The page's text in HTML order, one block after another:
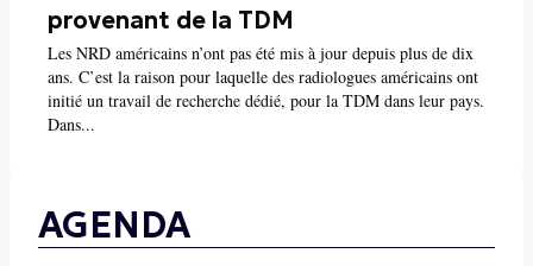
provenant de la TDM
Les NRD américains n’ont pas été mis à jour depuis plus de dix
ans. C’est la raison pour laquelle des radiologues américains ont
initié un travail de recherche dédié, pour la TDM dans leur pays.
Dans...
AGENDA